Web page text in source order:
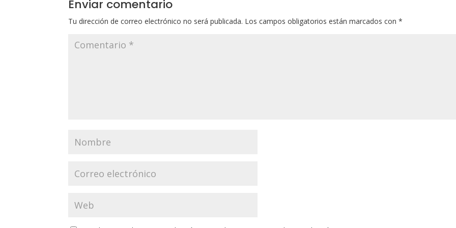
Enviar comentario
Tu dirección de correo electrónico no será publicada. Los campos obligatorios están marcados con*